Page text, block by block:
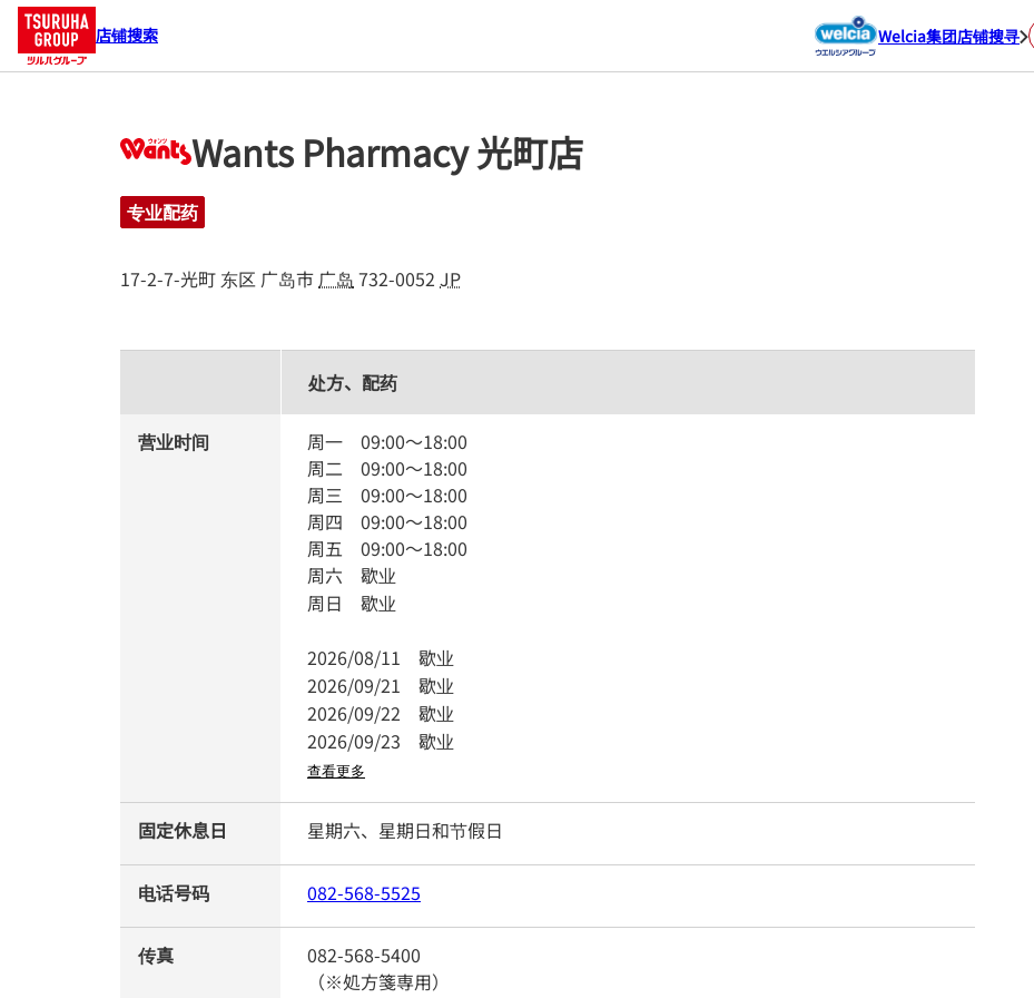
店铺搜索 Welcia集团店铺搜寻
Wants Pharmacy 光町店
专业配药
17-2-7-光町 东区 广岛市 广岛 732-0052 JP
处方、配药
营业时间 周一 09:00～18:00
周二 09:00～18:00
周三 09:00～18:00
周四 09:00～18:00
周五 09:00～18:00
周六 歇业
周日 歇业
2026/08/11 歇业
2026/09/21 歇业
2026/09/22 歇业
2026/09/23 歇业
查看更多
固定休息日 星期六、星期日和节假日
电话号码 082-568-5525
传真
082-568-5400
（※処方箋専用）